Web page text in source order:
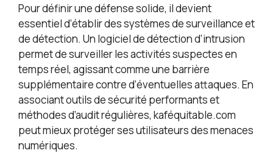
Pour définir une défense solide, il devient
essentiel d’établir des systèmes de surveillance et
de détection. Un logiciel de détection d’intrusion
permet de surveiller les activités suspectes en
temps réel, agissant comme une barrière
supplémentaire contre d’éventuelles attaques. En
associant outils de sécurité performants et
méthodes d’audit régulières, kaféquitable.com
peut mieux protéger ses utilisateurs des menaces
numériques.